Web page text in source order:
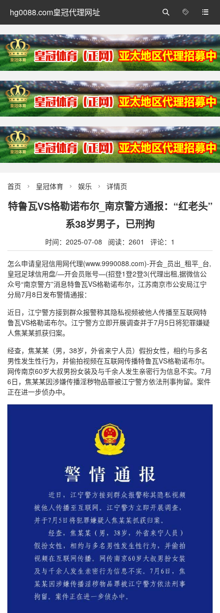
hg0088.com皇冠代理网址 


首页  皇冠体育  娱乐  详情页
特鲁瓦VS格勒诺布尔_南京警方通报：“红老头”
系38岁男子，已刑拘
时间：2025-07-08 阅读：2601 评论：1
怎么申请皇冠信用网代理(www.9990088.com)-开会_员出_租平_台,
皇冠足球信用盘/—开会员账号—(招登1登2登3(代理出租,据微信公
众号“南京警方”消息特鲁瓦VS格勒诺布尔，江苏南京市公安局江宁
分局7月8日发布警情通报：
近日，江宁警方接到群众报警称其隐私视频被他人传播至互联网特
鲁瓦VS格勒诺布尔。江宁警方立即开展调查并于7月5日将犯罪嫌疑
人焦某某抓获归案。
经查，焦某某（男，38岁，外省来宁人员）假扮女性，相约与多名
男性发生性行为，并偷拍视频在互联网传播特鲁瓦VS格勒诺布尔。
网传南京60岁大叔男扮女装及与千余人发生亲密行为信息不实。7月
6日，焦某某因涉嫌传播淫秽物品罪被江宁警方依法刑事拘留。案件
正在进一步侦办中。